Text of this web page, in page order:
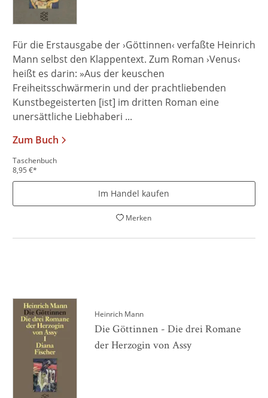
Für die Erstausgabe der ›Göttinnen‹ verfaßte Heinrich
Mann selbst den Klappentext. Zum Roman ›Venus‹
heißt es darin: »Aus der keuschen
Freiheitsschwärmerin und der prachtliebenden
Kunstbegeisterten [ist] im dritten Roman eine
unersättliche Liebhaberi ...
Zum Buch
Taschenbuch
8,95 €*
Im Handel kaufen
Merken
Heinrich Mann
Die Göttinnen - Die drei Romane
der Herzogin von Assy